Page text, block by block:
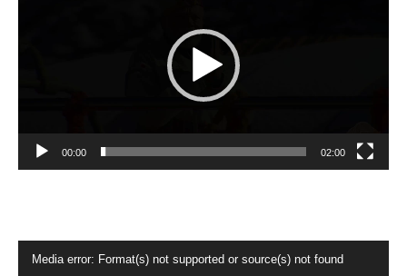
00:00 02:00
Player
Media error: Format(s) not supported or source(s) not found